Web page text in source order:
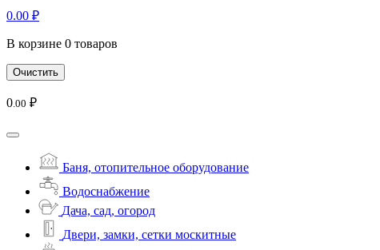
0.00 ₽
В корзине 0 товаров
Очистить
0 .00 ₽
Баня, отопительное оборудование
Водоснабжение
Дача, сад, огород
Двери, замки, сетки москитные